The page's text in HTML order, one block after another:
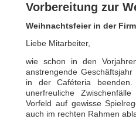
Vorbereitung zur
Weihnachtsfeier in der
Liebe Mitarbeiter,
wie schon in den
anstrengende
in der Caféteria
unerfreuliche
Vorfeld auf gewisse
auch im rechten Rahmen